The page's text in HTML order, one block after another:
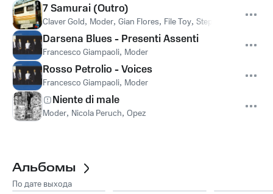
7 Samurai (Outro)
Claver Gold, Moder, Gian Flores, File Toy, Stephkill
Darsena Blues - Presenti Assenti
Francesco Giampaoli, Moder
Rosso Petrolio - Voices
Francesco Giampaoli, Moder
Niente di male
Moder, Nicola Peruch, Opez
Альбомы
По дате выхода